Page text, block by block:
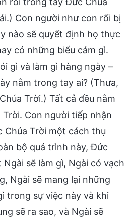
Con người như con rối bị
nào sẽ quyết định họ thực
có những biểu cảm gì.
gì và làm gì hàng ngày –
nằm trong tay ai? (Thưa,
Trời.) Tất cả đều nằm
Con người tiếp nhận
Chúa Trời một cách thụ
bộ quá trình này, Đức
sẽ làm gì, Ngài có vạch
Ngài sẽ mang lại những
trong sự việc này và khi
sẽ ra sao, và Ngài sẽ